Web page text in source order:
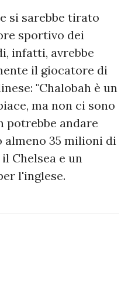
si sarebbe tirato
sportivo dei
infatti, avrebbe
il giocatore di
"Chalobah è un
ma non ci sono
potrebbe andare
almeno 35 milioni di
Chelsea e un
l'inglese.